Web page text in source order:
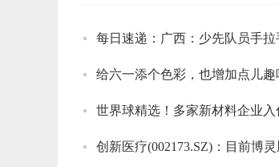
每日速递：广西：少先队员手
给六一添个色彩，也增加点儿趣
世界球精选！多家新材料企业
创新医疗(002173.SZ)：目前博